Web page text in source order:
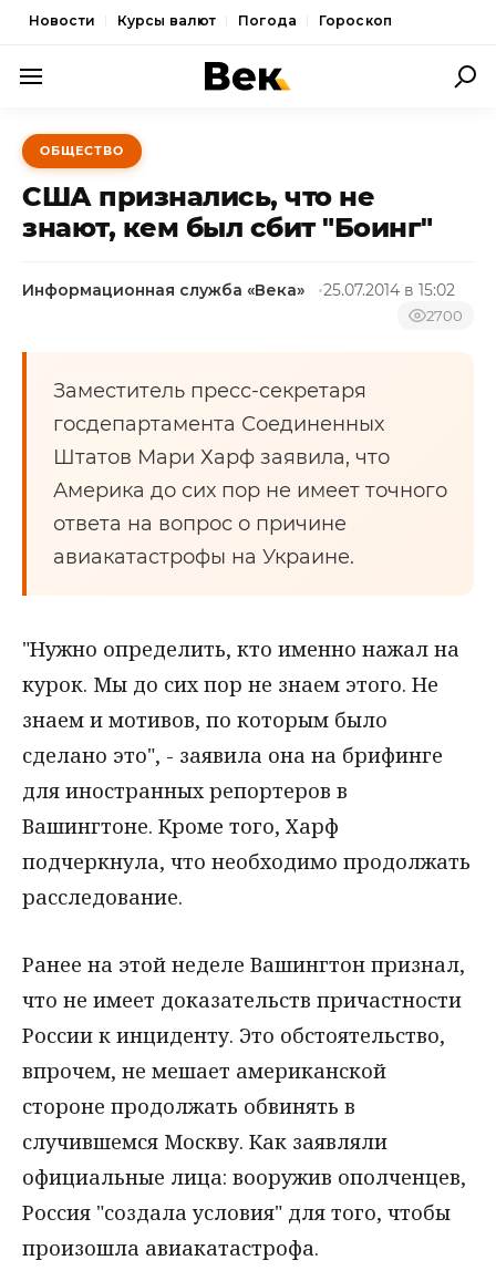
Новости Курсы валют Погода Гороскоп
ПОЛИТИКА
ЭКОНОМИКА
ОБЩЕСТВО
КУЛЬТУРА
НОВОСТИ
ОБЩЕСТВО
США признались, что не
знают, кем был сбит "Боинг"
Информационная служба «Века» 25.07.2014 в 15:02
2700
Заместитель пресс-секретаря
госдепартамента Соединенных
Штатов Мари Харф заявила, что
Америка до сих пор не имеет точного
ответа на вопрос о причине
авиакатастрофы на Украине.
"Нужно определить, кто именно нажал на
курок. Мы до сих пор не знаем этого. Не
знаем и мотивов, по которым было
сделано это", - заявила она на брифинге
для иностранных репортеров в
Вашингтоне. Кроме того, Харф
подчеркнула, что необходимо продолжать
расследование.
Ранее на этой неделе Вашингтон признал,
что не имеет доказательств причастности
России к инциденту. Это обстоятельство,
впрочем, не мешает американской
стороне продолжать обвинять в
случившемся Москву. Как заявляли
официальные лица: вооружив ополченцев,
Россия "создала условия" для того, чтобы
произошла авиакатастрофа.